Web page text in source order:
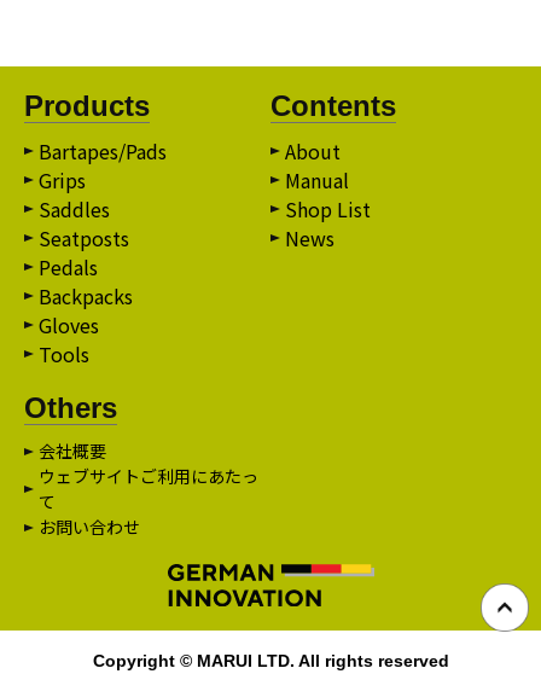
Products
Bartapes/Pads
Grips
Saddles
Seatposts
Pedals
Backpacks
Gloves
Tools
Contents
About
Manual
Shop List
News
Others
会社概要
ウェブサイトご利用にあたっ
て
お問い合わせ
Copyright © MARUI LTD. All rights reserved